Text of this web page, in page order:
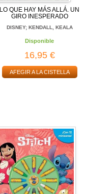
LO QUE HAY MÁS ALLÁ. UN
GIRO INESPERADO
DISNEY; KENDALL, KEALA
Disponible
16,95 €
AFEGIR A LA CISTELLA